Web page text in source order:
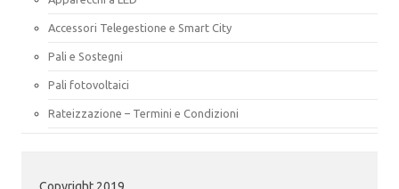
Accessori Telegestione e Smart City
Pali e Sostegni
Pali fotovoltaici
Rateizzazione – Termini e Condizioni